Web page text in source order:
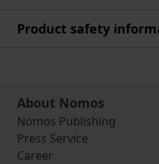
Product safety
About Nomos
Nomos Publishing
Press Service
Career